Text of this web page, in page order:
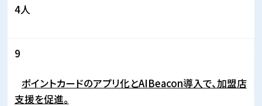
4人
9
ポイントカードのアプリ化とAIBeacon導入で、加盟店
支援を促進。